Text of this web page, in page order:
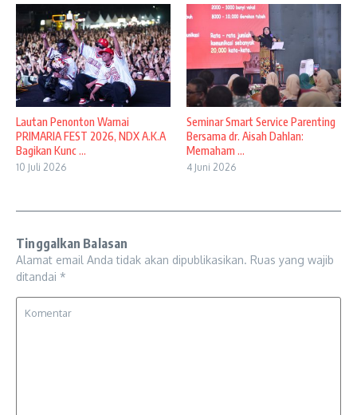
Lautan Penonton Warnai
PRIMARIA FEST 2026, NDX A.K.A
Bagikan Kunc ...
10 Juli 2026
Seminar Smart Service Parenting
Bersama dr. Aisah Dahlan:
Memaham ...
4 Juni 2026
Tinggalkan Balasan
Alamat email Anda tidak akan dipublikasikan. Ruas yang wajib
ditandai *